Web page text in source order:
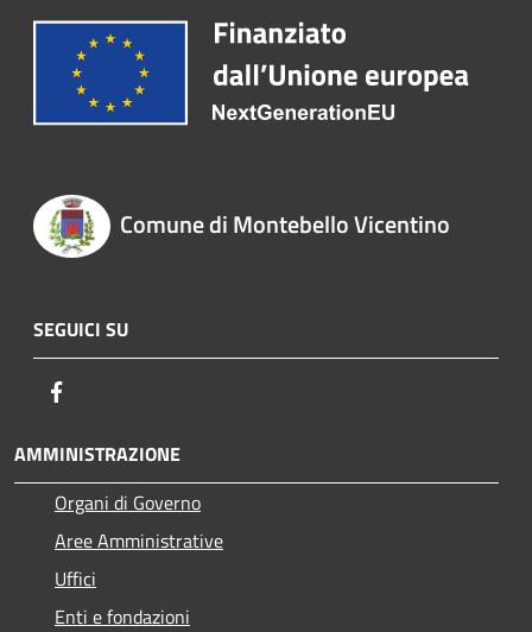
Comune di Montebello Vicentino
SEGUICI SU
AMMINISTRAZIONE
Organi di Governo
Aree Amministrative
Uffici
Enti e fondazioni